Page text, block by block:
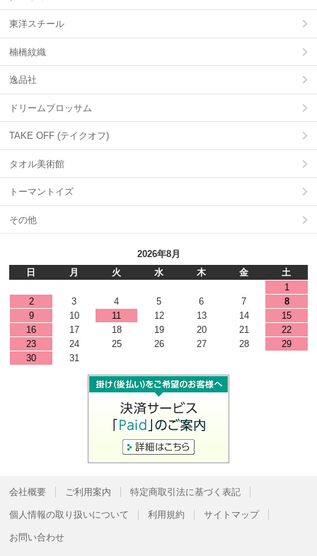
東洋スチール
楠橋紋織
逸品社
ドリームブロッサム
TAKE OFF (テイクオフ)
タオル美術館
トーマントイズ
その他
2026年8月
日
月 火 水 木 金
土
1
2
3 4 5 6 7
8
9
10 11 12 13 14
15
16
17 18 19 20 21
22
23
24 25 26 27 28
29
30
31
会社概要 ご利用案内 特定商取引法に基づく表記
個人情報の取り扱いについて 利用規約 サイトマップ
お問い合わせ